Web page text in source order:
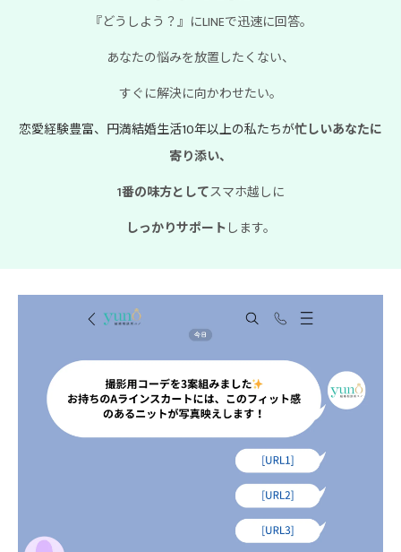
『どうしよう？』にLINEで迅速に回答。
あなたの悩みを放置したくない、
すぐに解決に向かわせたい。
恋愛経験豊富、円満結婚生活10年以上の私たちが忙しいあなたに
寄り添い、
1番の味方としてスマホ越しに
しっかりサポートします。